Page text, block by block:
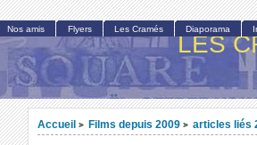
LES
Accueil > Films depuis 2009 > articles liés
Nos amis Flyers Les Cramés Diaporama